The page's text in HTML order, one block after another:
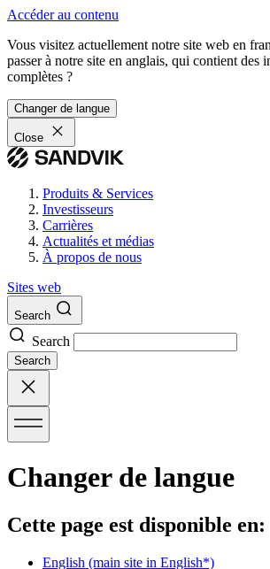
Accéder au contenu
Vous visitez actuellement notre site web en
passer à notre site en anglais, qui contient des
complètes ?
Changer de langue
Close
Produits & Services
Investisseurs
Carrières
Actualités et médias
À propos de nous
Sites web
Search
Search
Search
Changer de langue
Cette page est disponible en:
English (main site in English*)